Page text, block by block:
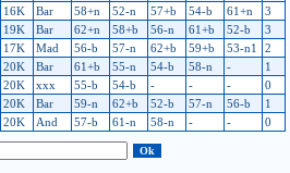
16K Bar 58+n 52-n 57+b 54-b 61+n
3
19K Bar 62+n 58+b 56-n 61+b 52-b
3
17K Mad 56-b 57-n 62+b 59+b 53-n1
2
20K Bar 61+b 55-n 54-b 58-n -
1
20K xxx 55-b 54-b - - -
0
20K Bar 59-n 62+b 52-b 57-n 56-b
1
20K And 57-b 61-n 58-n - - 0